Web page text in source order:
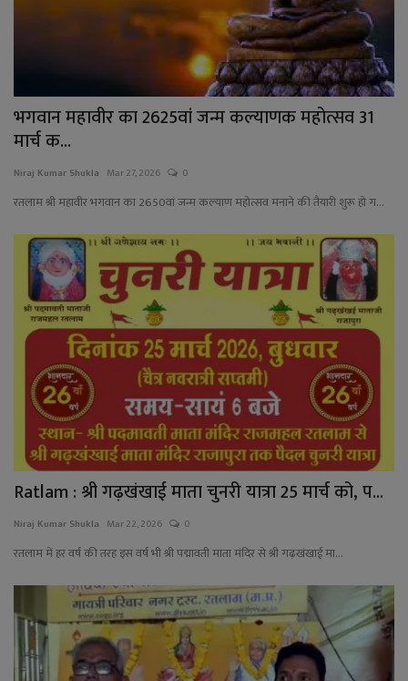
भगवान महावीर का 2625वां जन्म कल्याणक महोत्सव 31
मार्च क...
Niraj Kumar Shukla Mar 27, 2026 0
रतलाम श्री महावीर भगवान का 2650वां जन्म कल्याण महोत्सव मनाने की तैयारी शुरू हो ग...
Ratlam : श्री गढ़खंखाई माता चुनरी यात्रा 25 मार्च को, प...
Niraj Kumar Shukla Mar 22, 2026 0
रतलाम में हर वर्ष की तरह इस वर्ष भी श्री पद्मावती माता मंदिर से श्री गढ़खंखाई मा...